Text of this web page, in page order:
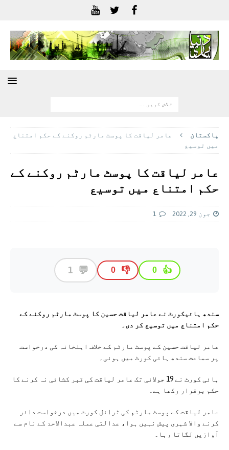
پاکستان
عامر لیاقت کا پوسٹ مارٹم روکنے کے حکم امتناع
میں توسیع
عامر لیاقت کا پوسٹ مارٹم روکنے کے
حکم امتناع میں توسیع
جون 29, 2022 1
👍
0
👎
0
💬
1
سندھ ہائیکورٹ نے عامر لیاقت حسین کا پوسٹ مارٹم روکنے کے
حکم امتناع میں توسیع کر دی۔
عامر لیاقت حسین کے پوسٹ مارٹم کے خلاف اہلخانہ کی درخواست
پر سماعت سندھ ہائی کورٹ میں ہوئی۔
ہائی کورٹ نے 19 جولائی تک عامر لیاقت کی قبر کشائی نہ کرنے کا
حکم برقرار رکھا ہے۔
عامر لیاقت کے پوسٹ مارٹم کی ٹرائل کورٹ میں درخواست دائر
کرنے والا شہری پیش نہیں ہوا، عدالتی عملہ عبدالاحد کے نام سے
آوازیں لگاتا رہا۔